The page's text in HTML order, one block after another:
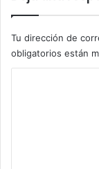
Tu dirección de
obligatorios están